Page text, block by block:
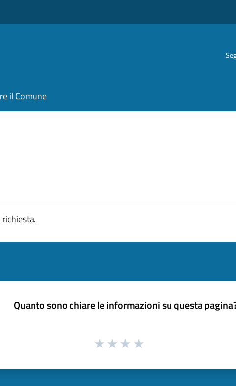
il Comune
Quanto sono chiare le informazioni su questa